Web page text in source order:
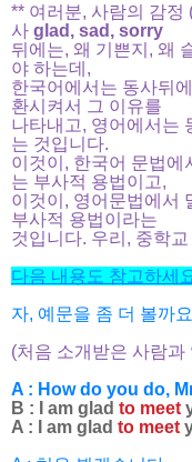
** 여러분, 사람의 감정
사 glad, sad, sorry
뒤에는, 왜 기쁜지, 왜
야 하는데,
한국어에서는 동사뒤
환시켜서 그 이유를
나타내고, 영어에서는
는 것입니다.
이것이, 한국어 문법에
는 부사적 용법이고,
이것이, 영어문법에서
부사적 용법이라는
것입니다. 우리, 중학
다음 내용도 참고하세
자, 예문을 좀 더 볼까
(처음 소개받은 사람
A : How do you do,
B : I am glad to meet
A : I am glad to meet